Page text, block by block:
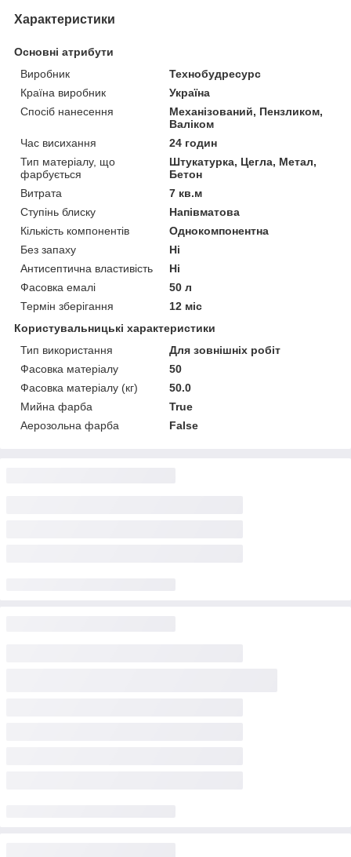
Характеристики
Основні атрибути
Виробник
Технобудресурс
Країна виробник
Україна
Спосіб нанесення
Механізований, Пензликом,
Валіком
Час висихання
24 годин
Тип матеріалу, що
фарбується
Штукатурка, Цегла, Метал,
Бетон
Витрата
7 кв.м
Ступінь блиску
Напівматова
Кількість компонентів
Однокомпонентна
Без запаху
Ні
Антисептична властивість
Ні
Фасовка емалі
50 л
Термін зберігання
12 міс
Користувальницькі характеристики
Тип використання
Для зовнішніх робіт
Фасовка матеріалу
50
Фасовка матеріалу (кг)
50.0
Мийна фарба
True
Аерозольна фарба
False